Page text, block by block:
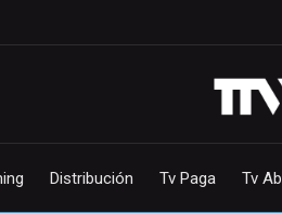
Distribución Tv Paga Tv